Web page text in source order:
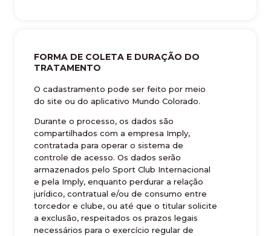
FORMA DE COLETA E DURAÇÃO DO
TRATAMENTO
O cadastramento pode ser feito por meio
do site ou do aplicativo Mundo Colorado.
Durante o processo, os dados são
compartilhados com a empresa Imply,
contratada para operar o sistema de
controle de acesso. Os dados serão
armazenados pelo Sport Club Internacional
e pela Imply, enquanto perdurar a relação
jurídico, contratual e/ou de consumo entre
torcedor e clube, ou até que o titular solicite
a exclusão, respeitados os prazos legais
necessários para o exercício regular de